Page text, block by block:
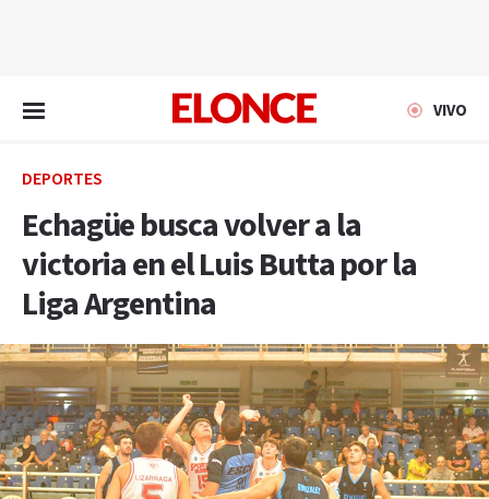
VIVO
DEPORTES
Echagüe busca volver a la
victoria en el Luis Butta por la
Liga Argentina